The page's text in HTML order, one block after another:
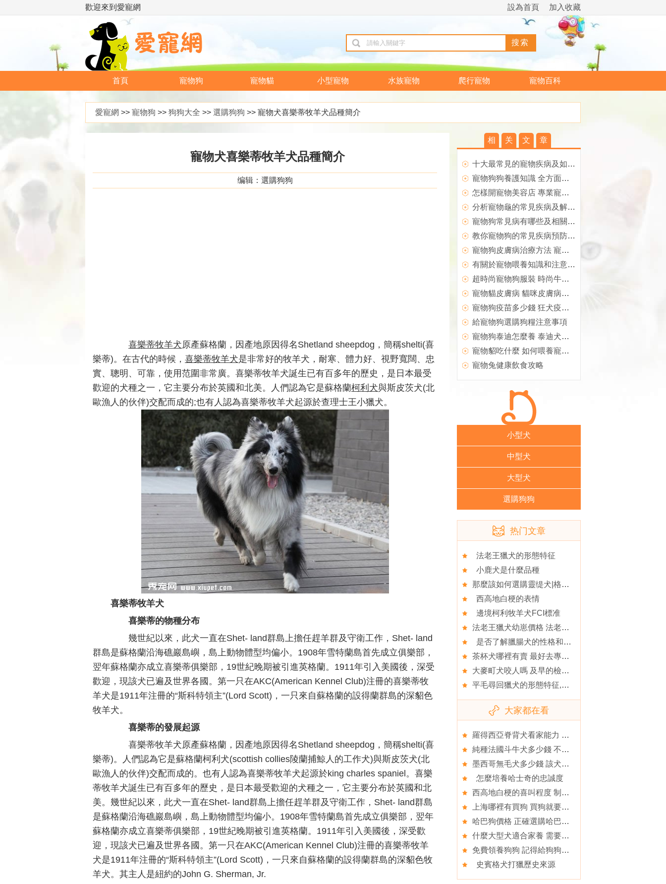
歡迎來到愛寵網 加入收藏
設為首頁
首頁 寵物狗 寵物貓 小型寵物 水族寵物 爬行寵物 寵物百科
愛寵網 >> 寵物狗 >> 狗狗大全 >> 選購狗狗 >> 寵物犬喜樂蒂牧羊犬品種簡介
寵物犬喜樂蒂牧羊犬品種簡介
编辑：選購狗狗
喜樂蒂牧羊犬原產蘇格蘭，因產地原因得名Shetland sheepdog，簡稱shelti(喜
樂蒂)。在古代的時候， 喜樂蒂牧羊犬是非常好的牧羊犬，耐寒、體力好、視野寬闊、忠
實、聰明、可靠，使用范圍非常廣。喜樂蒂牧羊犬誕生已有百多年的歷史，是日本最受
歡迎的犬種之一，它主要分布於英國和北美。人們認為它是蘇格蘭柯利犬與斯皮茨犬(北
歐漁人的伙伴)交配而成的;也有人認為喜樂蒂牧羊犬起源於查理士王小獵犬。
喜樂蒂牧羊犬
喜樂蒂的物種分布
幾世紀以來，此犬一直在Shet- land群島上擔任趕羊群及守衛工作，Shet- land
群島是蘇格蘭沿海礁巖島嶼，島上動物體型均偏小。1908年雪特蘭島首先成立俱樂部，
翌年蘇格蘭亦成立喜樂蒂俱樂部，19世紀晚期被引進英格蘭。1911年引入美國後，深受
歡迎，現該犬已遍及世界各國。第一只在AKC(American Kennel Club)注冊的喜樂蒂牧
羊犬是1911年注冊的“斯科特領主”(Lord Scott)，一只來自蘇格蘭的設得蘭群島的深貂色
牧羊犬。
喜樂蒂的發展起源
喜樂蒂牧羊犬原產蘇格蘭，因產地原因得名Shetland sheepdog，簡稱shelti(喜
樂蒂)。人們認為它是蘇格蘭柯利犬(scottish collies陵蘭捕鯨人的工作犬)與斯皮茨犬(北
歐漁人的伙伴)交配而成的。也有人認為喜樂蒂牧羊犬起源於king charles spaniel。喜樂
蒂牧羊犬誕生已有百多年的歷史，是日本最受歡迎的犬種之一，它主要分布於英國和北
美。幾世紀以來，此犬一直在Shet- land群島上擔任趕羊群及守衛工作，Shet- land群島
是蘇格蘭沿海礁巖島嶼，島上動物體型均偏小。1908年雪特蘭島首先成立俱樂部，翌年
蘇格蘭亦成立喜樂蒂俱樂部，19世紀晚期被引進英格蘭。1911年引入美國後，深受歡
迎，現該犬已遍及世界各國。第一只在AKC(American Kennel Club)注冊的喜樂蒂牧羊
犬是1911年注冊的“斯科特領主”(Lord Scott)，一只來自蘇格蘭的設得蘭群島的深貂色牧
羊犬。其主人是紐約的John G. Sherman, Jr.
相 关 文 章
十大最常見的寵物疾病及如何預防和方法
寵物狗狗養護知識 全方面養護透析
怎樣開寵物美容店 專業寵物美容師介紹
分析寵物龜的常見疾病及解決方法
寵物狗常見病有哪些及相關注意事項
教你寵物狗的常見疾病預防措施
寵物狗皮膚病治療方法 寵物狗疾病防預
有關於寵物喂養知識和注意事項
超時尚寵物狗服裝 時尚牛仔自制方法
寵物貓皮膚病 貓咪皮膚病有哪些
寵物狗疫苗多少錢 狂犬疫苗分析
給寵物狗選購狗糧注意事項
寵物狗泰迪怎麼養 泰迪犬飼養方法
寵物貂吃什麼 如何喂養寵物貂
寵物兔健康飲食攻略
小型犬
中型犬
大型犬
選購狗狗
热门文章
法老王獵犬的形態特征
小鹿犬是什麼品種
那麼該如何選購靈缇犬|格力犬？
西高地白梗的表情
邊境柯利牧羊犬FCI標准
法老王獵犬幼崽價格 法老王獵犬的飼養環境
是否了解臘腸犬的性格和特點？
茶杯犬哪裡有賣 最好去專業的寵物店看看
大麥町犬咬人嗎 及早的檢查接種疫苗
平毛尋回獵犬的形態特征,平毛尋回獵犬的護理知識
大家都在看
羅得西亞脊背犬看家能力 具有辨識能力
純種法國斗牛犬多少錢 不同水准價格也不同
墨西哥無毛犬多少錢 該犬屬於玩賞犬
怎麼培養哈士奇的忠誠度
西高地白梗的喜叫程度 制止亂叫的行為
上海哪裡有買狗 買狗就要找對賣主
哈巴狗價格 正確選購哈巴狗的幾個細節
什麼大型犬適合家養 需要對家庭的全體成員友善
免費領養狗狗 記得給狗狗辦狗證
史賓格犬打獵歷史來源